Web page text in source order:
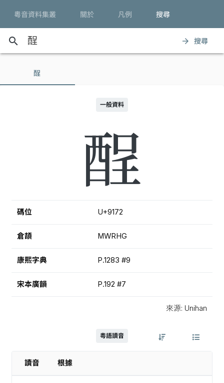
粵音資料集叢 關於 凡例 搜尋
search arrow_forward 搜尋
酲
一般資料
酲
碼位 U+9172
倉頡 MWRHG
康熙字典 P.1283 #9
宋本廣韻 P.192 #7
來源: Unihan
粵語讀音
讀音 根據